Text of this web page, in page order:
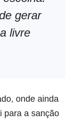
gerar
livre
onde ainda
para a sanção